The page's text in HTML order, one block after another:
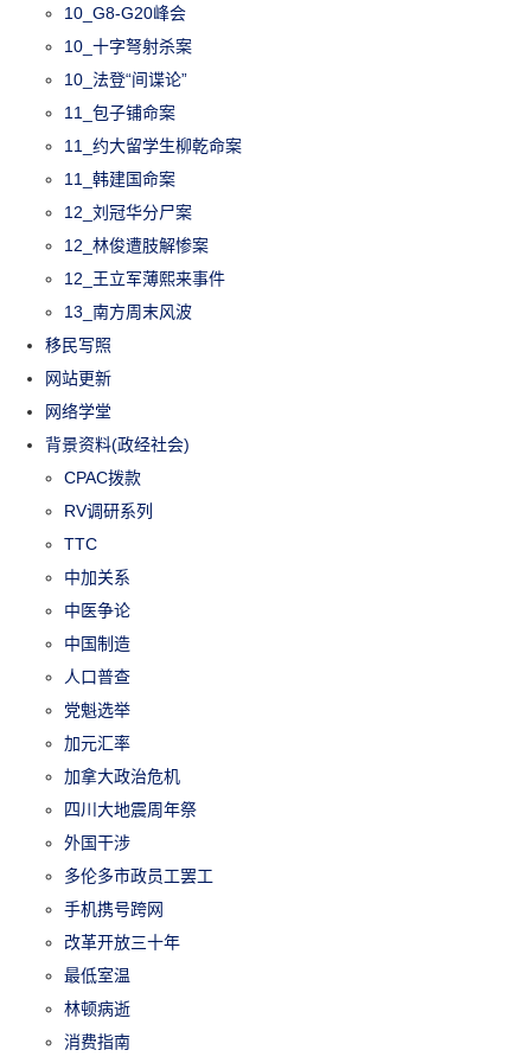
10_G8-G20峰会
10_十字弩射杀案
10_法登“间谍论”
11_包子铺命案
11_约大留学生柳乾命案
11_韩建国命案
12_刘冠华分尸案
12_林俊遭肢解惨案
12_王立军薄熙来事件
13_南方周末风波
移民写照
网站更新
网络学堂
背景资料(政经社会)
CPAC拨款
RV调研系列
TTC
中加关系
中医争论
中国制造
人口普查
党魁选举
加元汇率
加拿大政治危机
四川大地震周年祭
外国干涉
多伦多市政员工罢工
手机携号跨网
改革开放三十年
最低室温
林顿病逝
消费指南